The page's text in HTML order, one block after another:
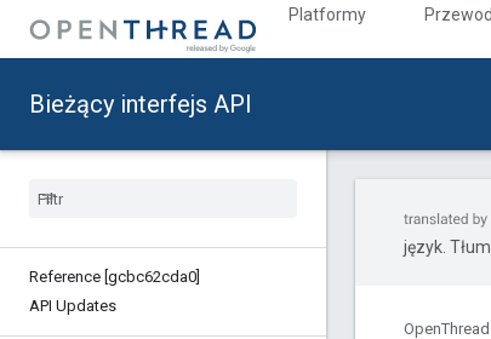
Platformy
Bieżący interfejs API
Reference [gcbc62cda0]
API Updates
język.
OpenThread